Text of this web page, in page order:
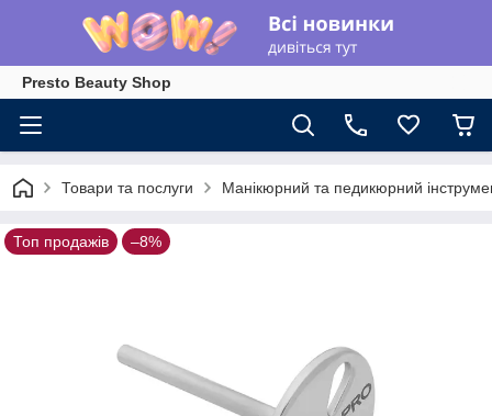
Presto Beauty Shop
Товари та послуги Манікюрний та педикюрний
Топ продажів –8%